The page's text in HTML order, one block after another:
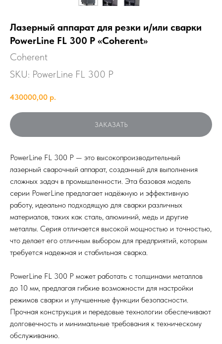
Лазерный аппарат для резки и/или сварки
PowerLine FL 300 P «Coherent»
Coherent
SKU: PowerLine FL 300 P
430000,00 р.
ЗАКАЗАТЬ
PowerLine FL 300 P — это высокопроизводительный
лазерный сварочный аппарат, созданный для выполнения
сложных задач в промышленности. Эта базовая модель
серии PowerLine предлагает надёжную и эффективную
работу, идеально подходящую для сварки различных
материалов, таких как сталь, алюминий, медь и другие
металлы. Серия отличается высокой мощностью и точностью,
что делает его отличным выбором для предприятий, которым
требуется надежная и стабильная сварка.
PowerLine FL 300 P может работать с толщинами металлов
до 10 мм, предлагая гибкие возможности для настройки
режимов сварки и улучшенные функции безопасности.
Прочная конструкция и передовые технологии обеспечивают
долговечность и минимальные требования к техническому
обслуживанию.